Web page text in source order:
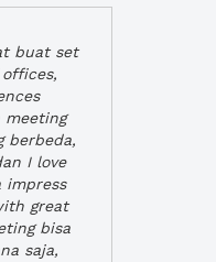
buat set
meeting
berbeda,
I love
impress
great
bisa
saja,